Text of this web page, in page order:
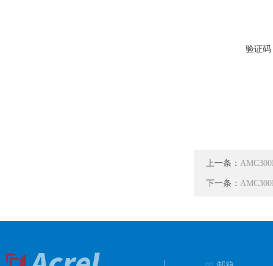
验证码
上一条：
下一条：